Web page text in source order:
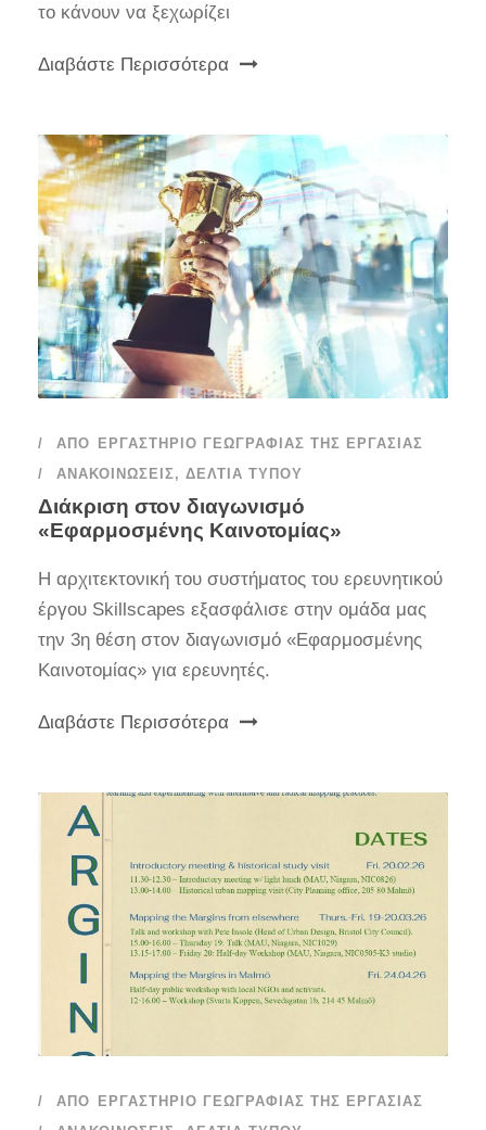
το κάνουν να ξεχωρίζει
Διαβάστε Περισσότερα
ΑΠΌ
ΕΡΓΑΣΤΉΡΙΟ ΓΕΩΓΡΑΦΊΑΣ ΤΗΣ ΕΡΓΑΣΊΑΣ
ΑΝΑΚΟΙΝΏΣΕΙΣ, ΔΕΛΤΊΑ ΤΎΠΟΥ
Διάκριση στον διαγωνισμό
«Εφαρμοσμένης Καινοτομίας»
Η αρχιτεκτονική του συστήματος του ερευνητικού
έργου Skillscapes εξασφάλισε στην ομάδα μας
την 3η θέση στον διαγωνισμό «Εφαρμοσμένης
Καινοτομίας» για ερευνητές.
Διαβάστε Περισσότερα
ΑΠΌ
ΕΡΓΑΣΤΉΡΙΟ ΓΕΩΓΡΑΦΊΑΣ ΤΗΣ ΕΡΓΑΣΊΑΣ